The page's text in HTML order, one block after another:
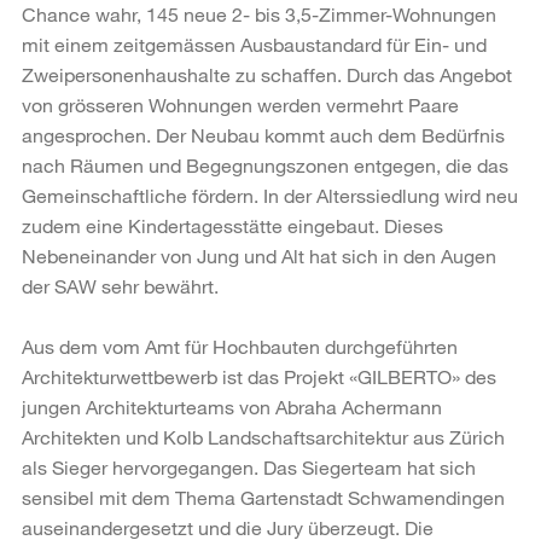
Chance wahr, 145 neue 2- bis 3,5-Zimmer-Wohnungen
mit einem zeitgemässen Ausbaustandard für Ein- und
Zweipersonenhaushalte zu schaffen. Durch das Angebot
von grösseren Wohnungen werden vermehrt Paare
angesprochen. Der Neubau kommt auch dem Bedürfnis
nach Räumen und Begegnungszonen entgegen, die das
Gemeinschaftliche fördern. In der Alterssiedlung wird neu
zudem eine Kindertagesstätte eingebaut. Dieses
Nebeneinander von Jung und Alt hat sich in den Augen
der SAW sehr bewährt.
Aus dem vom Amt für Hochbauten durchgeführten
Architekturwettbewerb ist das Projekt «GILBERTO» des
jungen Architekturteams von Abraha Achermann
Architekten und Kolb Landschaftsarchitektur aus Zürich
als Sieger hervorgegangen. Das Siegerteam hat sich
sensibel mit dem Thema Gartenstadt Schwamendingen
auseinandergesetzt und die Jury überzeugt. Die